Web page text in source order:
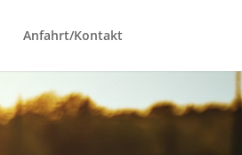
Anfahrt/Kontakt